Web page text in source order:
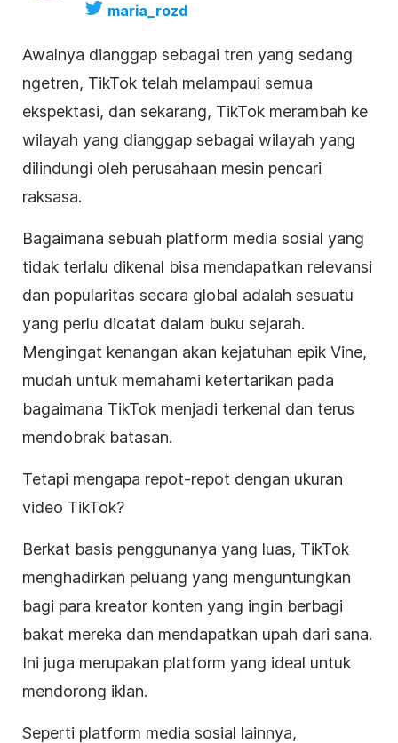
maria_rozd
Awalnya dianggap sebagai tren yang sedang
ngetren, TikTok telah melampaui semua
ekspektasi, dan sekarang, TikTok merambah ke
wilayah yang dianggap sebagai wilayah yang
dilindungi oleh perusahaan mesin pencari
raksasa.
Bagaimana sebuah platform media sosial yang
tidak terlalu dikenal bisa mendapatkan relevansi
dan popularitas secara global adalah sesuatu
yang perlu dicatat dalam buku sejarah.
Mengingat kenangan akan kejatuhan epik Vine,
mudah untuk memahami ketertarikan pada
bagaimana TikTok menjadi terkenal dan terus
mendobrak batasan.
Tetapi mengapa repot-repot dengan ukuran
video TikTok?
Berkat basis penggunanya yang luas, TikTok
menghadirkan peluang yang menguntungkan
bagi para kreator konten yang ingin berbagi
bakat mereka dan mendapatkan upah dari sana.
Ini juga merupakan platform yang ideal untuk
mendorong iklan.
Seperti platform media sosial lainnya,